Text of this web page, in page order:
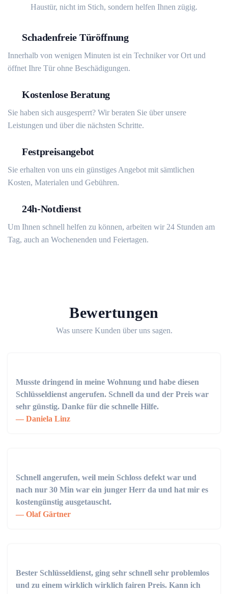
Haustür, nicht im Stich, sondern helfen Ihnen zügig.
Schadenfreie Türöffnung
Innerhalb von wenigen Minuten ist ein Techniker vor Ort und
öffnet Ihre Tür ohne Beschädigungen.
Kostenlose Beratung
Sie haben sich ausgesperrt? Wir beraten Sie über unsere
Leistungen und über die nächsten Schritte.
Festpreisangebot
Sie erhalten von uns ein günstiges Angebot mit sämtlichen
Kosten, Materialen und Gebühren.
24h-Notdienst
Um Ihnen schnell helfen zu können, arbeiten wir 24 Stunden am
Tag, auch an Wochenenden und Feiertagen.
Bewertungen
Was unsere Kunden über uns sagen.
Musste dringend in meine Wohnung und habe diesen
Schlüsseldienst angerufen. Schnell da und der Preis war
sehr günstig. Danke für die schnelle Hilfe.
Daniela Linz
Schnell angerufen, weil mein Schloss defekt war und
nach nur 30 Min war ein junger Herr da und hat mir es
kostengünstig ausgetauscht.
Olaf Gärtner
Bester Schlüsseldienst, ging sehr schnell sehr problemlos
und zu einem wirklich wirklich fairen Preis. Kann ich